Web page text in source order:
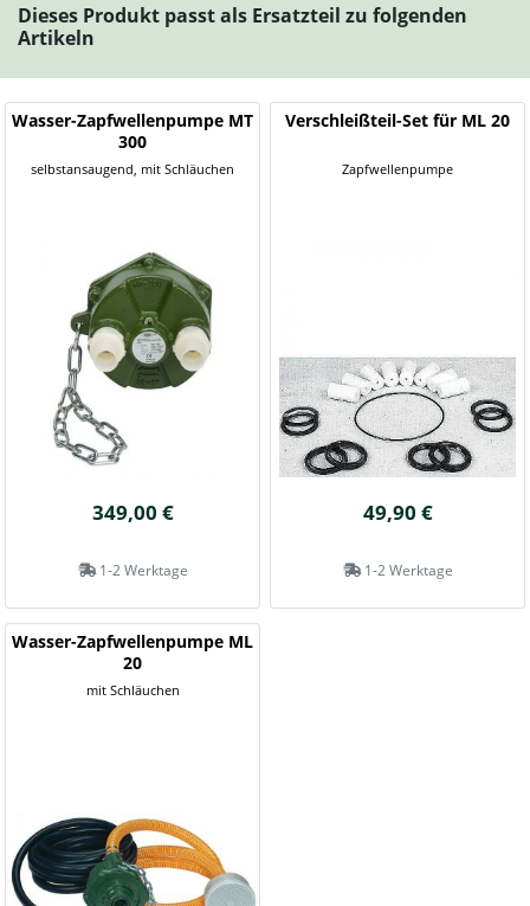
Dieses Produkt passt als Ersatzteil zu folgenden
Artikeln
Wasser-Zapfwellenpumpe MT
300
selbstansaugend, mit Schläuchen
349,00 €
1-2 Werktage
Verschleißteil-Set für ML 20
Zapfwellenpumpe
49,90 €
1-2 Werktage
Wasser-Zapfwellenpumpe ML
20
mit Schläuchen